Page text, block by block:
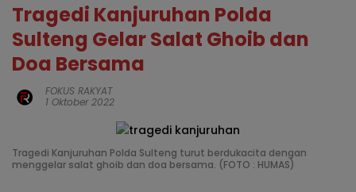
Tragedi Kanjuruhan Polda
Sulteng Gelar Salat Ghoib dan
Doa Bersama
FOKUS RAKYAT
1 Oktober 2022
Tragedi Kanjuruhan Polda Sulteng turut berdukacita dengan
menggelar salat ghoib dan doa bersama. (FOTO : HUMAS)